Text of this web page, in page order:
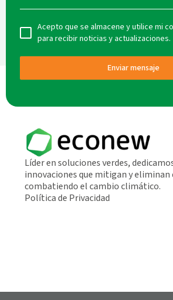
Acepto que se almacene y utilice mi
para recibir noticias y actualizaciones.
Enviar mensaje
Líder en soluciones verdes,
innovaciones que mitigan y eliminan
combatiendo el cambio climático.
Política de Privacidad